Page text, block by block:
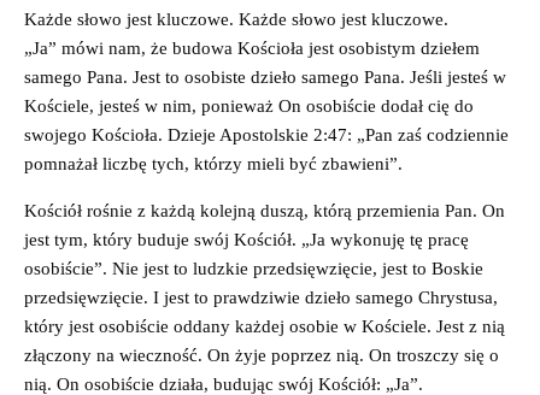
Każde słowo jest kluczowe. Każde słowo jest kluczowe.
„Ja” mówi nam, że budowa Kościoła jest osobistym dziełem
samego Pana. Jest to osobiste dzieło samego Pana. Jeśli jesteś w
Kościele, jesteś w nim, ponieważ On osobiście dodał cię do
swojego Kościoła. Dzieje Apostolskie 2:47: „Pan zaś codziennie
pomnażał liczbę tych, którzy mieli być zbawieni”.
Kościół rośnie z każdą kolejną duszą, którą przemienia Pan. On
jest tym, który buduje swój Kościół. „Ja wykonuję tę pracę
osobiście”. Nie jest to ludzkie przedsięwzięcie, jest to Boskie
przedsięwzięcie. I jest to prawdziwie dzieło samego Chrystusa,
który jest osobiście oddany każdej osobie w Kościele. Jest z nią
złączony na wieczność. On żyje poprzez nią. On troszczy się o
nią. On osobiście działa, budując swój Kościół: „Ja”.